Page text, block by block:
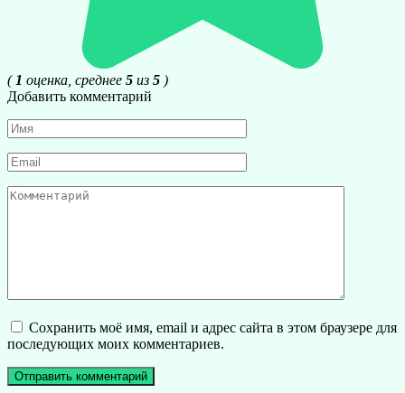
( 1 оценка, среднее 5 из 5 )
Добавить комментарий
Имя
*
Email
*
Комментарий
Сохранить моё имя, email и адрес сайта в этом браузере для
последующих моих комментариев.